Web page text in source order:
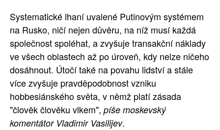
Systematické lhaní uvalené Putinovým systémem
na Rusko, ničí nejen důvěru, na níž musí každá
společnost spoléhat, a zvyšuje transakční náklady
ve všech oblastech až po úroveň, kdy nelze ničeho
dosáhnout. Útočí také na povahu lidství a stále
více zvyšuje pravděpodobnost vzniku
hobbesiánského světa, v němž platí zásada
"člověk člověku vlkem", píše moskevský
komentátor Vladimir Vasilijev.